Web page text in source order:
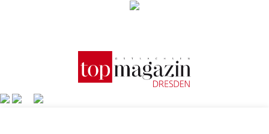
Kontakt, Impressum